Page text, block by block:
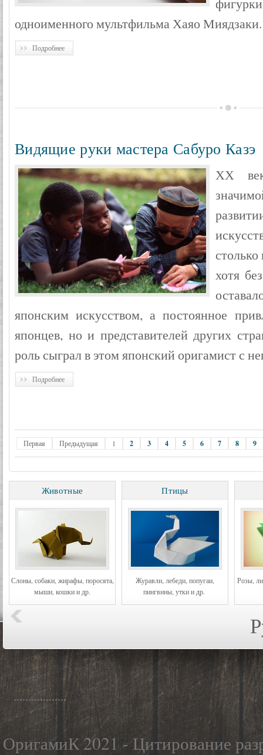
одноименного мультфильма Хаяо Миядзаки.
Подробнее
Видящие руки мастера Сабуро Казэ
ХХ
хотя
японским искусством, а постоянное
японцев, но и представителей других
роль сыграл в этом японский оригамист с
Подробнее
Первая Предыдущая 1 2 3 4 5 6 7 8 9
Животные
Слоны, собаки, жирафы, поросята,
мыши, кошки и др.
Птицы
Журавли, лебеди, попугаи,
пингвины, утки и др.
Розы,
ОригамиК 2021 - Цитирование